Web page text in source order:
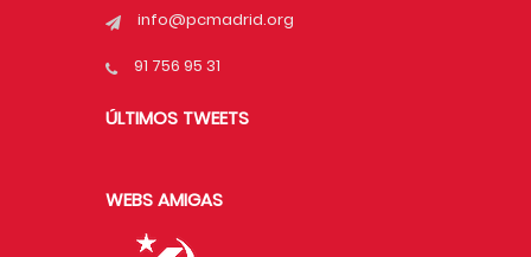
info@pcmadrid.org
91 756 95 31
ÚLTIMOS TWEETS
WEBS AMIGAS